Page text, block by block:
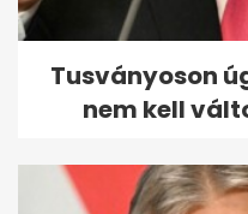
Tusványoson
nem kell